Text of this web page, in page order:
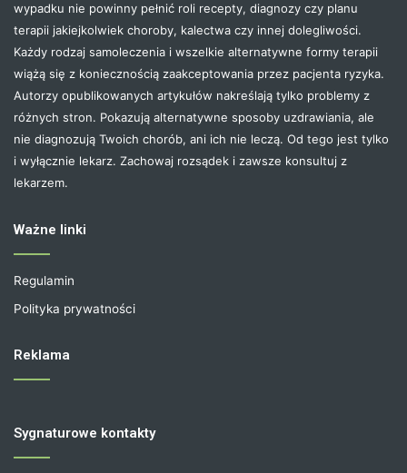
wypadku nie powinny pełnić roli recepty, diagnozy czy planu
terapii jakiejkolwiek choroby, kalectwa czy innej dolegliwości.
Każdy rodzaj samoleczenia i wszelkie alternatywne formy terapii
wiążą się z koniecznością zaakceptowania przez pacjenta ryzyka.
Autorzy opublikowanych artykułów nakreślają tylko problemy z
różnych stron. Pokazują alternatywne sposoby uzdrawiania, ale
nie diagnozują Twoich chorób, ani ich nie leczą. Od tego jest tylko
i wyłącznie lekarz. Zachowaj rozsądek i zawsze konsultuj z
lekarzem.
Ważne linki
Regulamin
Polityka prywatności
Reklama
Sygnaturowe kontakty